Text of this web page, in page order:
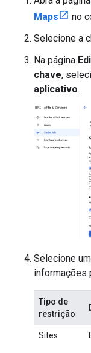
Maps
no
Selecione a
Na página
chave,
aplicativo.
Selecione
informações
Tipo de
restrição
Sites